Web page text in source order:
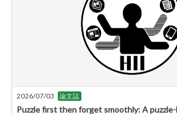
2026/07/03 論文誌
Puzzle first then forget smoothly: A